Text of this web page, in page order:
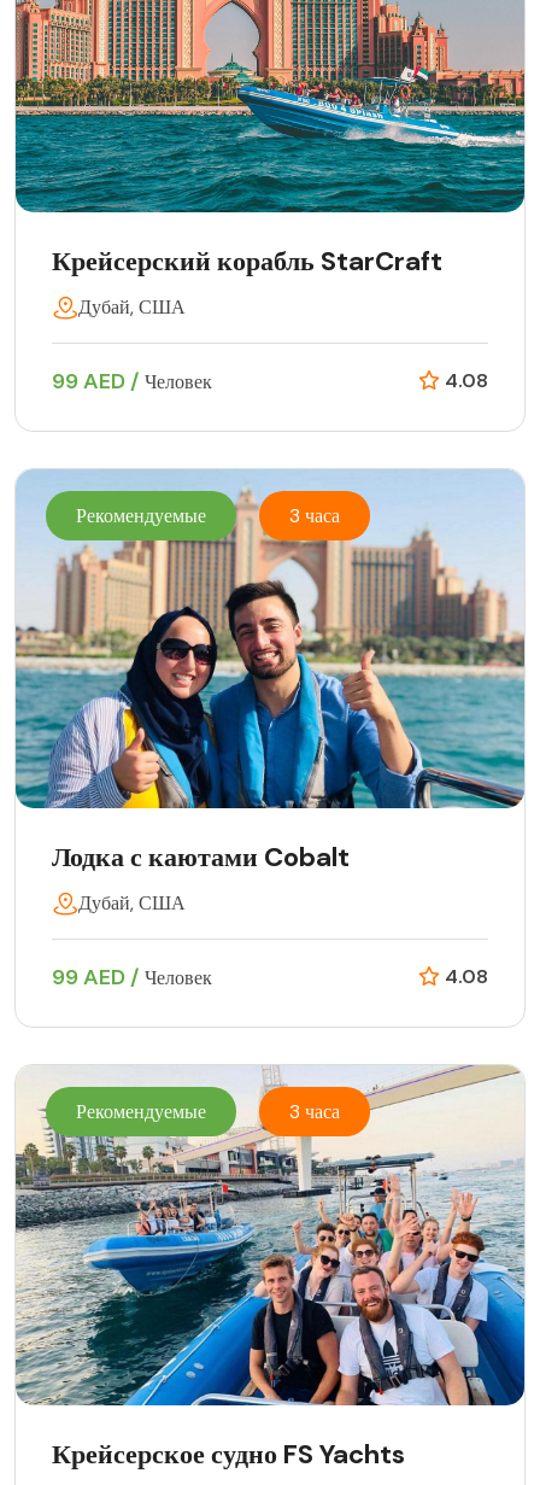
Крейсерский корабль StarCraft
Дубай, США
99 AED / Человек 4.08
Рекомендуемые 3 часа
Лодка с каютами Cobalt
Дубай, США
99 AED / Человек 4.08
Рекомендуемые 3 часа
Крейсерское судно FS Yachts